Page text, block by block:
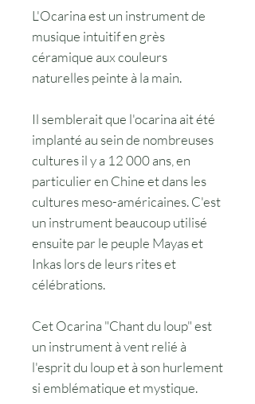
L'Ocarina est un instrument de
musique intuitif en grès
céramique aux couleurs
naturelles peinte à la main.
Il semblerait que l'ocarina ait été
implanté au sein de nombreuses
cultures il y a 12 000 ans, en
particulier en Chine et dans les
cultures meso-américaines. C'est
un instrument beaucoup utilisé
ensuite par le peuple Mayas et
Inkas lors de leurs rites et
célébrations.
Cet Ocarina "Chant du loup" est
un instrument à vent relié à
l'esprit du loup et à son hurlement
si emblématique et mystique.